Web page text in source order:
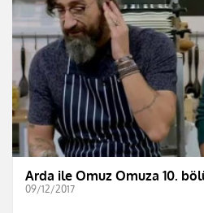
Arda ile Omuz Omuza 10.
09/12/2017